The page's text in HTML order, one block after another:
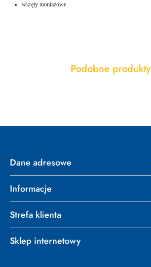
wkręty montażowe
Pomiń karuzelę produktów
Produkty
Podobne produkty
Dane adresowe
Informacje
Strefa klienta
Sklep internetowy